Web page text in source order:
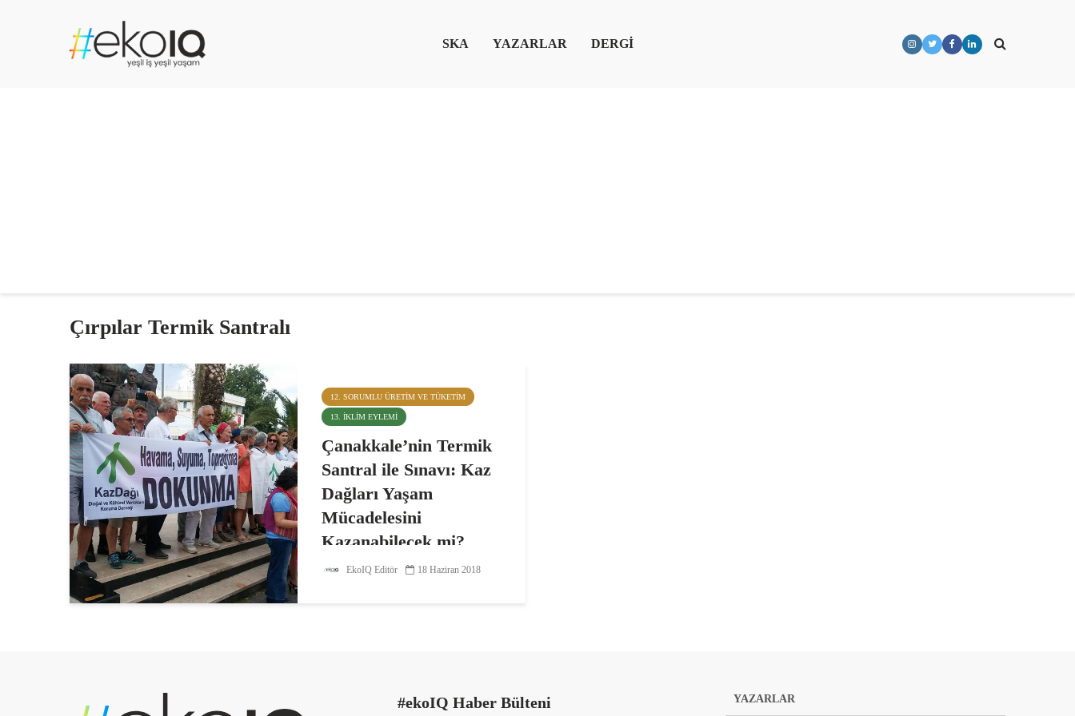
SKA YAZARLAR DERGİ
Çırpılar Termik Santralı
12. SORUMLU ÜRETIM VE TÜKETIM
13. İKLIM EYLEMI
Çanakkale’nin Termik
Santral ile Sınavı: Kaz
Dağları Yaşam
Mücadelesini
Kazanabilecek mi?
Kömürden elektrik üretmek, birçok
EkoIQ Editör 18 Haziran 2018
#ekoIQ Haber Bülteni YAZARLAR